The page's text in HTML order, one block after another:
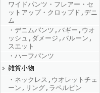
FINEBOYS2025年8月号
ワイドパンツ・フレアー・セ
ットアップ・クロップド,デニ
ム
・デニムパンツ,バギー,ウオ
ッシュ,ダメージ,バルーン,
スエット
・ハーフパンツ
雑貨小物
・ネックレス,ウオレットチェ
ーン,リング,ラペルピン